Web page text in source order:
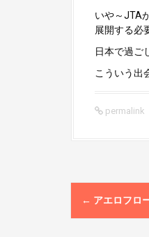
いや～JTA
展開する必
日本で過ご
こういう出
permalink
P
o
← アエロフロ